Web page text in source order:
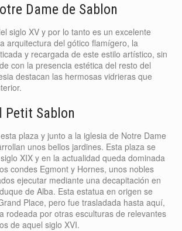
Dame de Sablon
siglo XV y por lo tanto es un excelente
arquitectura del gótico flamígero, la
y recargada de este estilo artístico, sin
con la presencia estética del resto del
destacan las hermosas vidrieras que
Petit Sablon
plaza y junto a la iglesia de Notre Dame
unos bellos jardines. Esta plaza se
XIX y en la actualidad queda dominada
condes Egmont y Hornes, unos nobles
ejecutar mediante una decapitación en
de Alba. Esta estatua en origen se
Place, pero fue trasladada hasta aquí,
rodeada por otras esculturas de relevantes
de aquel siglo XVI.